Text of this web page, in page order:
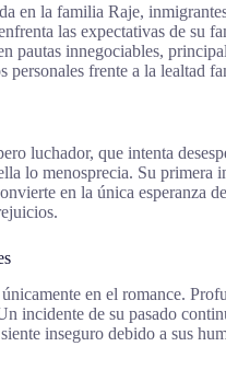
en la familia Raje,
las expectativas de su
pautas innegociables,
personales frente a la lealtad
luchador, que intenta
lo menosprecia. Su primera
en la única esperanza
en el romance.
incidente de su pasado
inseguro debido a sus